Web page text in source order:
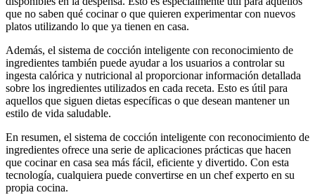
que no saben qué cocinar o que quieren experimentar con nuevos
platos utilizando lo que ya tienen en casa.
Además, el sistema de cocción inteligente con reconocimiento de
ingredientes también puede ayudar a los usuarios a controlar su
ingesta calórica y nutricional al proporcionar información detallada
sobre los ingredientes utilizados en cada receta. Esto es útil para
aquellos que siguen dietas específicas o que desean mantener un
estilo de vida saludable.
En resumen, el sistema de cocción inteligente con reconocimiento de
ingredientes ofrece una serie de aplicaciones prácticas que hacen
que cocinar en casa sea más fácil, eficiente y divertido. Con esta
tecnología, cualquiera puede convertirse en un chef experto en su
propia cocina.